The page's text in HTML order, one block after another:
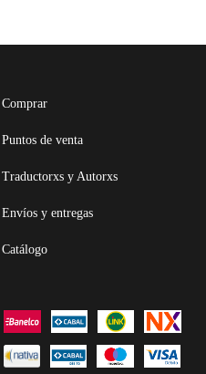
Comprar
Puntos de venta
Traductorxs y Autorxs
Envíos y entregas
Catálogo